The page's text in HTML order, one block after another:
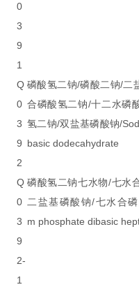
0
3
9
1
Q
0
3
9
2
磷酸氢二钠/磷酸二钠/二
合磷酸氢二钠/十二水磷
氢二钠/双盐基磷酸钠/
basic dodecahydrate
Q
0
3
9
2-
1
磷酸氢二钠七水物/七水
二盐基磷酸钠/七水合
m phosphate dibasic